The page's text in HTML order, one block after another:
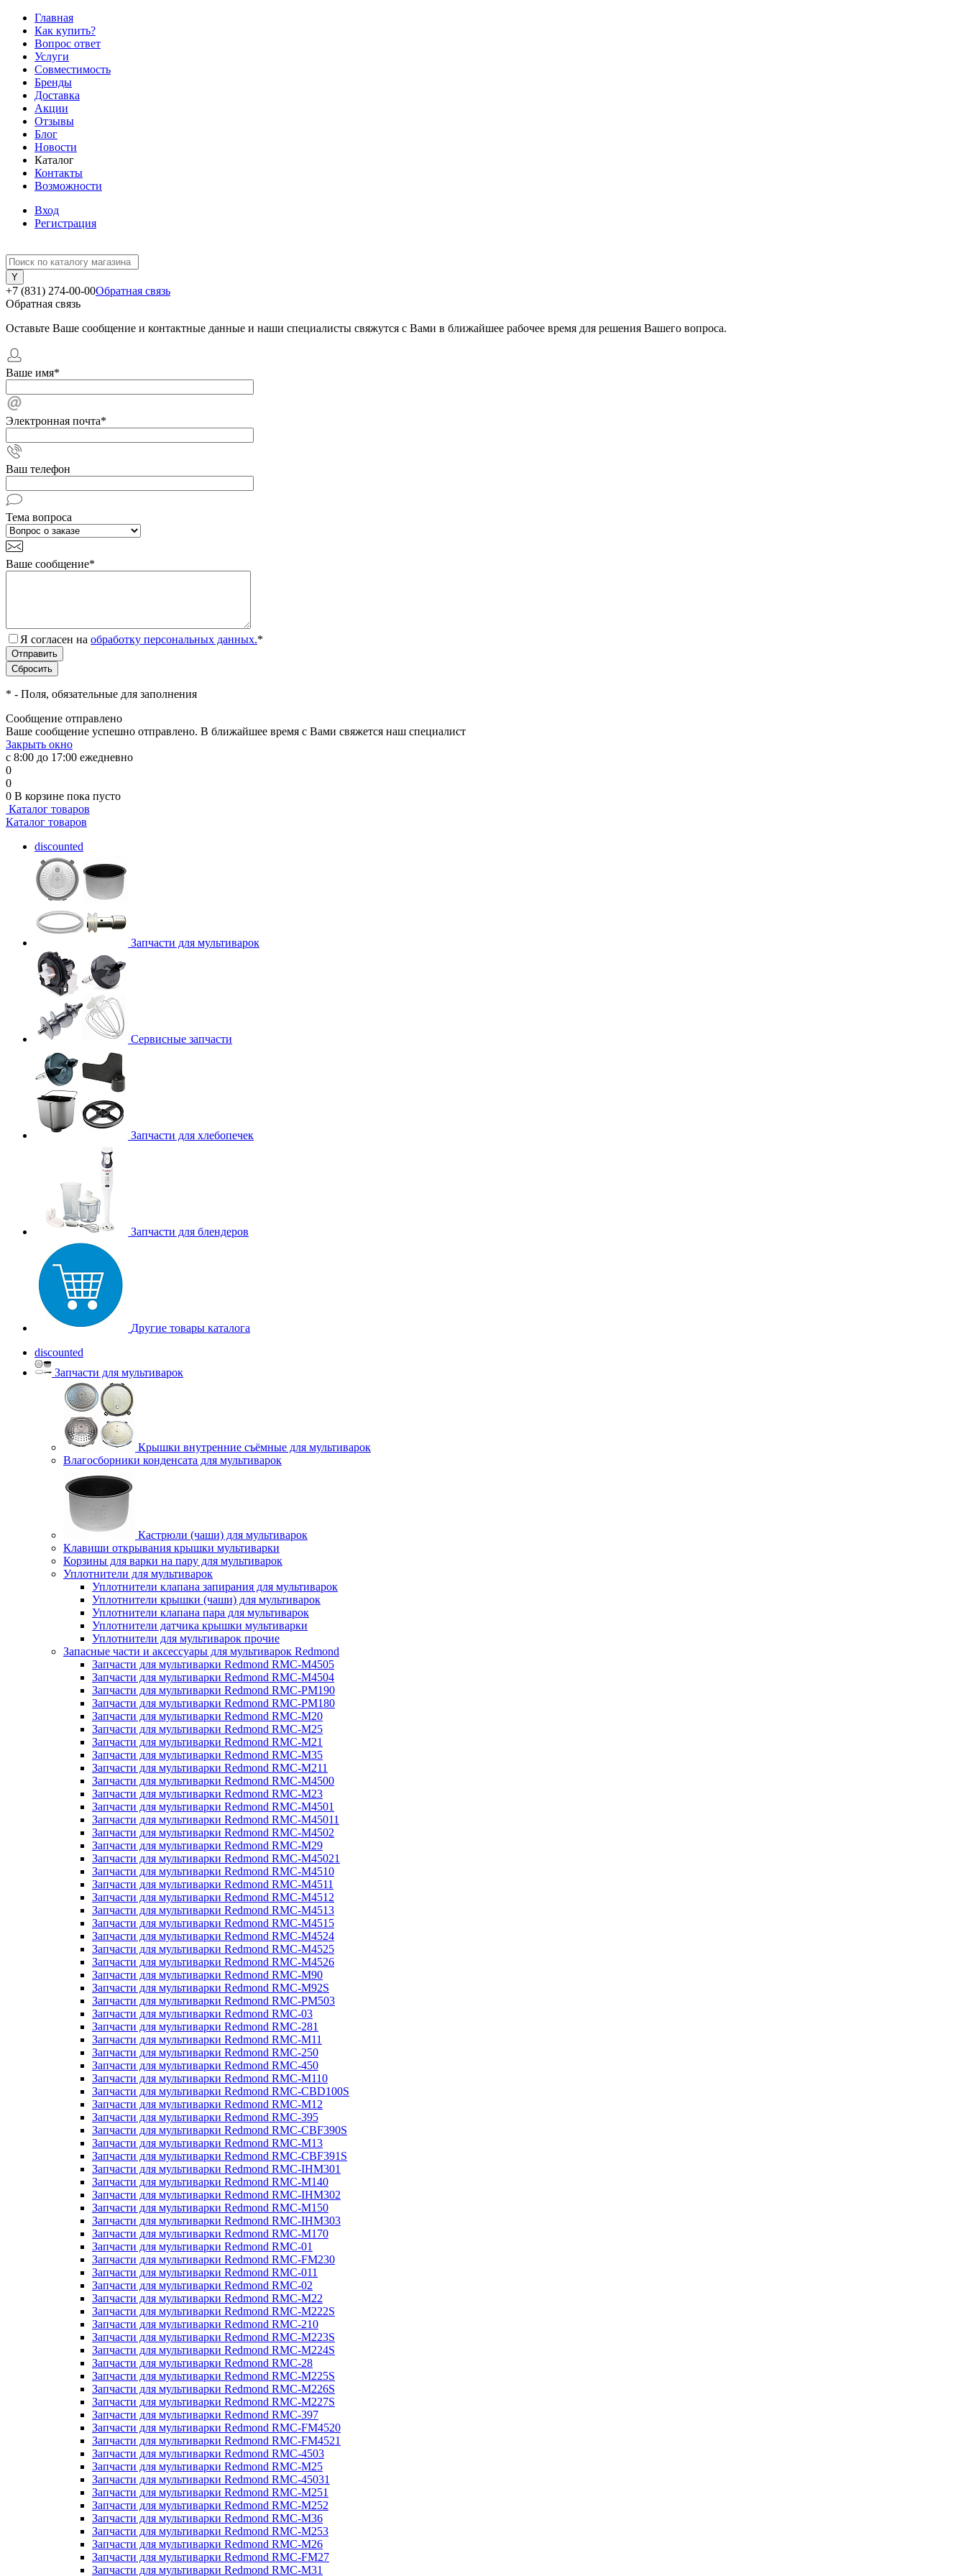
Главная
Как купить?
Вопрос ответ
Услуги
Совместимость
Бренды
Доставка
Акции
Отзывы
Блог
Новости
Каталог
Контакты
Возможности
Вход
Регистрация
+7 (831) 274-00-00Обратная связь
Обратная связь
Оставьте Ваше сообщение и контактные данные и наши специалисты свяжутся с Вами в ближайшее рабочее время для решения Вашего вопроса.
Ваше имя*
Электронная почта*
Ваш телефон
Тема вопроса
Ваше сообщение*
Я согласен на обработку персональных данных.*
* - Поля, обязательные для заполнения
Сообщение отправлено
Ваше сообщение успешно отправлено. В ближайшее время с Вами свяжется наш специалист
Закрыть окно
с 8:00 до 17:00 ежедневно
0
0
0 В корзине пока пусто
Каталог товаров
Каталог товаров
discounted
Запчасти для мультиварок
Сервисные запчасти
Запчасти для хлебопечек
Запчасти для блендеров
Другие товары каталога
discounted
Запчасти для мультиварок
Крышки внутренние съёмные для мультиварок
Влагосборники конденсата для мультиварок
Кастрюли (чаши) для мультиварок
Клавиши открывания крышки мультиварки
Корзины для варки на пару для мультиварок
Уплотнители для мультиварок
Уплотнители клапана запирания для мультиварок
Уплотнители крышки (чаши) для мультиварок
Уплотнители клапана пара для мультиварок
Уплотнители датчика крышки мультиварки
Уплотнители для мультиварок прочие
Запасные части и аксессуары для мультиварок Redmond
Запчасти для мультиварки Redmond RMC-M4505
Запчасти для мультиварки Redmond RMC-M4504
Запчасти для мультиварки Redmond RMC-PM190
Запчасти для мультиварки Redmond RMC-PM180
Запчасти для мультиварки Redmond RMC-M20
Запчасти для мультиварки Redmond RMC-M25
Запчасти для мультиварки Redmond RMC-M21
Запчасти для мультиварки Redmond RMC-M35
Запчасти для мультиварки Redmond RMC-M211
Запчасти для мультиварки Redmond RMC-M4500
Запчасти для мультиварки Redmond RMC-M23
Запчасти для мультиварки Redmond RMC-M4501
Запчасти для мультиварки Redmond RMC-M45011
Запчасти для мультиварки Redmond RMC-M4502
Запчасти для мультиварки Redmond RMC-M29
Запчасти для мультиварки Redmond RMC-M45021
Запчасти для мультиварки Redmond RMC-M4510
Запчасти для мультиварки Redmond RMC-M4511
Запчасти для мультиварки Redmond RMC-M4512
Запчасти для мультиварки Redmond RMC-M4513
Запчасти для мультиварки Redmond RMC-M4515
Запчасти для мультиварки Redmond RMC-M4524
Запчасти для мультиварки Redmond RMC-M4525
Запчасти для мультиварки Redmond RMC-M4526
Запчасти для мультиварки Redmond RMC-M90
Запчасти для мультиварки Redmond RMC-M92S
Запчасти для мультиварки Redmond RMC-PM503
Запчасти для мультиварки Redmond RMC-03
Запчасти для мультиварки Redmond RMC-281
Запчасти для мультиварки Redmond RMC-M11
Запчасти для мультиварки Redmond RMC-250
Запчасти для мультиварки Redmond RMC-450
Запчасти для мультиварки Redmond RMC-M110
Запчасти для мультиварки Redmond RMC-CBD100S
Запчасти для мультиварки Redmond RMC-M12
Запчасти для мультиварки Redmond RMC-395
Запчасти для мультиварки Redmond RMC-CBF390S
Запчасти для мультиварки Redmond RMC-M13
Запчасти для мультиварки Redmond RMC-CBF391S
Запчасти для мультиварки Redmond RMC-IHM301
Запчасти для мультиварки Redmond RMC-M140
Запчасти для мультиварки Redmond RMC-IHM302
Запчасти для мультиварки Redmond RMC-M150
Запчасти для мультиварки Redmond RMC-IHM303
Запчасти для мультиварки Redmond RMC-M170
Запчасти для мультиварки Redmond RMC-01
Запчасти для мультиварки Redmond RMC-FM230
Запчасти для мультиварки Redmond RMC-011
Запчасти для мультиварки Redmond RMC-02
Запчасти для мультиварки Redmond RMC-M22
Запчасти для мультиварки Redmond RMC-M222S
Запчасти для мультиварки Redmond RMC-210
Запчасти для мультиварки Redmond RMC-M223S
Запчасти для мультиварки Redmond RMC-M224S
Запчасти для мультиварки Redmond RMC-28
Запчасти для мультиварки Redmond RMC-M225S
Запчасти для мультиварки Redmond RMC-M226S
Запчасти для мультиварки Redmond RMC-M227S
Запчасти для мультиварки Redmond RMC-397
Запчасти для мультиварки Redmond RMC-FM4520
Запчасти для мультиварки Redmond RMC-FM4521
Запчасти для мультиварки Redmond RMC-4503
Запчасти для мультиварки Redmond RMC-M25
Запчасти для мультиварки Redmond RMC-45031
Запчасти для мультиварки Redmond RMC-M251
Запчасти для мультиварки Redmond RMC-M252
Запчасти для мультиварки Redmond RMC-M36
Запчасти для мультиварки Redmond RMC-M253
Запчасти для мультиварки Redmond RMC-M26
Запчасти для мультиварки Redmond RMC-FM27
Запчасти для мультиварки Redmond RMC-M31